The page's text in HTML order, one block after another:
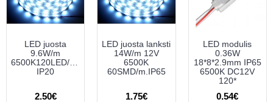
LED juosta
9.6W/m
6500K120LED/m.12VDC
IP20
2.50€
LED juosta lanksti
14W/m 12V
6500K
60SMD/m.IP65
1.75€
LED modulis
0.36W
18*8*2.9mm IP65
6500K DC12V
120*
0.54€